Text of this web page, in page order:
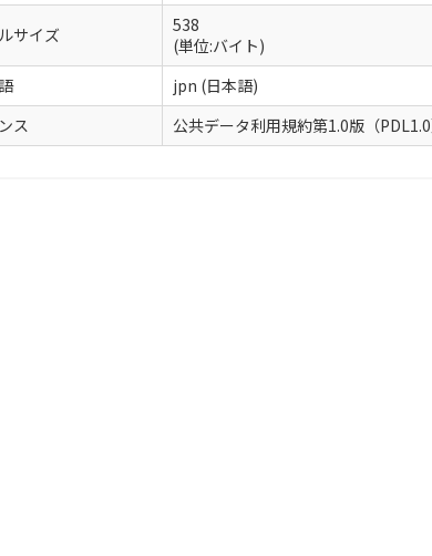
サイズ
538
(単位:バイト)
jpn (日本語)
ス
公共データ利用規約第1.0版（